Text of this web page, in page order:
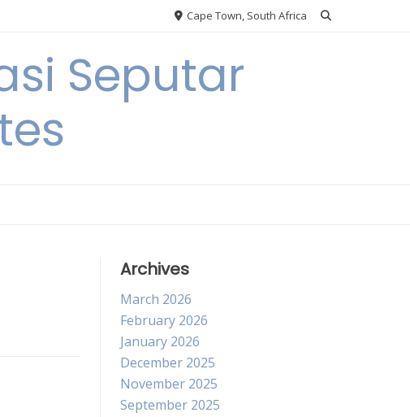
Cape Town, South Africa
Seputar
Archives
March 2026
February 2026
January 2026
December 2025
November 2025
September 2025